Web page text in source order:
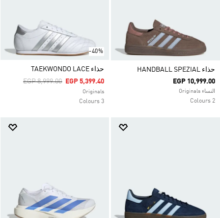
حذاء HANDBALL SPEZIAL
EGP 10,999.00
النساء Originals
2 Colours
-40%
حذاء TAEKWONDO LACE
Price Reduced From
EGP 8,999.00ToEGP 5,399.40
Originals
3 Colours